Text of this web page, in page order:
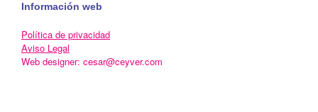
Información web
Política de privacidad
Aviso Legal
Web designer: cesar@ceyver.com